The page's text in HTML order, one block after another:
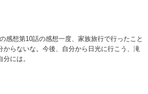
感想第10話の感想一度、家族旅行で行ったこと
らないな。今後、自分から日光に行こう、滝
には。